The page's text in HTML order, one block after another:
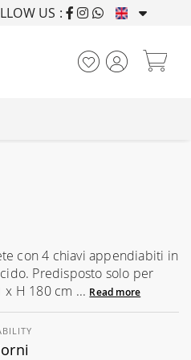
FURNISHING HOUSES
US :
con 4 chiavi appendiabiti in
Predisposto solo per
x H 180 cm ... Read more